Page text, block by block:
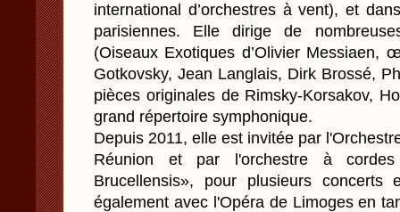
international d’orchestres à vent), et
parisiennes. Elle dirige de
(Oiseaux Exotiques d’Olivier Messiaen,
Gotkovsky, Jean Langlais, Dirk Brossé,
pièces originales de Rimsky-Korsakov,
grand répertoire symphonique.
Depuis 2011, elle est invitée par
Réunion et par l'orchestre à
Brucellensis», pour plusieurs concerts
également avec l'Opéra de Limoges en